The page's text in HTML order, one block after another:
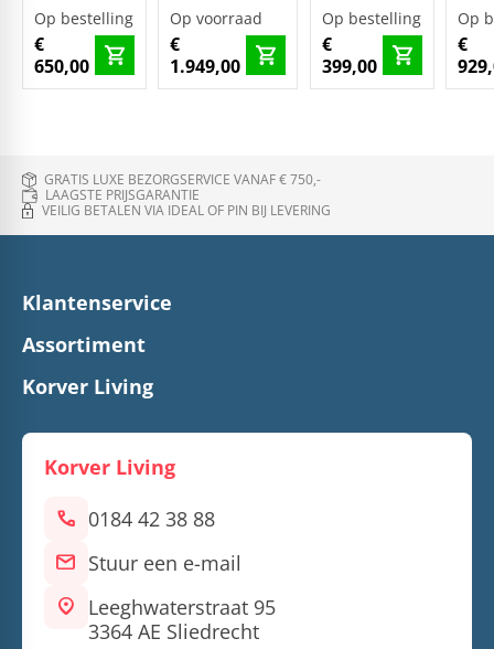
Op bestelling
€
650,00
Op voorraad
€
1.949,00
Op bestelling
€
399,00
Op
€
GRATIS LUXE BEZORGSERVICE VANAF € 750,-
LAAGSTE PRIJSGARANTIE
VEILIG BETALEN VIA IDEAL OF PIN BIJ LEVERING
Klantenservice
Assortiment
Korver Living
Korver Living
call 0184 42 38 88
mail Stuur een e-mail
location_on Leeghwaterstraat 95
3364 AE Sliedrecht